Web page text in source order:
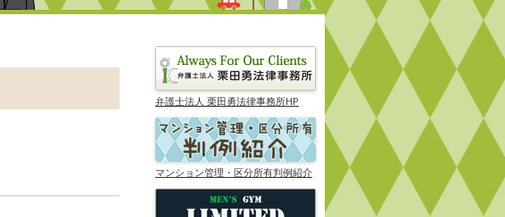
弁護士法人 栗田勇法律事務所HP
マンション管理・区分所有判例紹介